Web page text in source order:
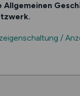
Allgemeinen
/